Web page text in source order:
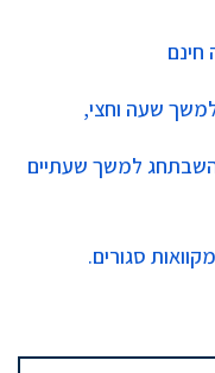
חינם
שעה וחצי,
למשך שעתיים
סגורים.